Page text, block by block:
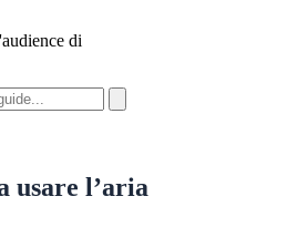
di
usare l’aria